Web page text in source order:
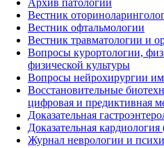
Архив патологии
Вестник
Вестник офтальмологии
Вестник травматологии и
Вопросы курортологии,
физической культуры
Вопросы нейрохирургии
Восстановительные
цифровая и предиктивная
Доказательная
Доказательная
Журнал неврологии и